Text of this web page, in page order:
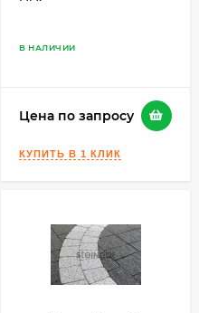
В НАЛИЧИИ
Цена по запросу